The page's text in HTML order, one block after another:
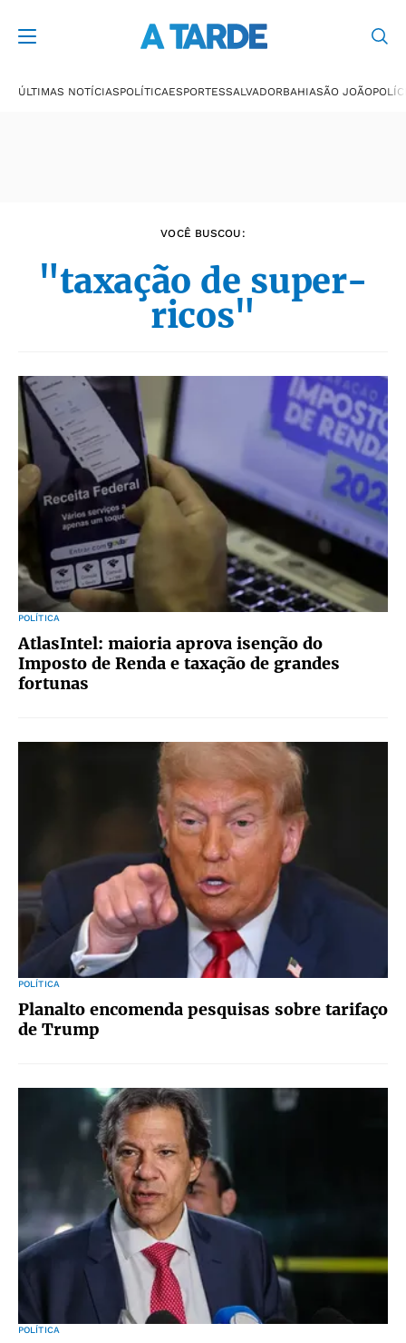
ÚLTIMAS NOTÍCIASPOLÍTICAESPORTESSALVADORBAHIASÃO JOÃO
VOCÊ BUSCOU:
"taxação de super-
ricos"
POLÍTICA
AtlasIntel: maioria aprova isenção do
Imposto de Renda e taxação de grandes
fortunas
POLÍTICA
Planalto encomenda pesquisas sobre tarifaço
de Trump
POLÍTICA